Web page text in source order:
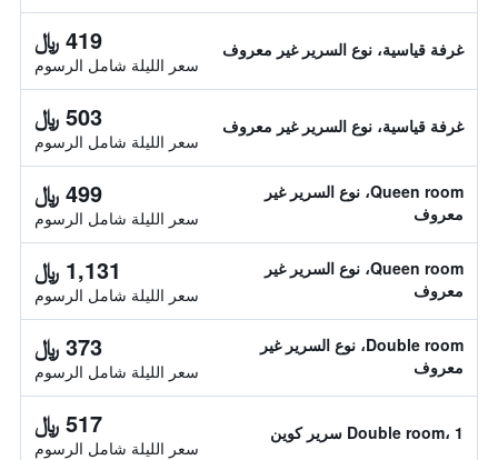
غرفة قياسية، نوع السرير غير معروف 419 ﷼
سعر الليلة شامل الرسوم
غرفة قياسية، نوع السرير غير معروف 503 ﷼
سعر الليلة شامل الرسوم
Queen room، نوع السرير غير
معروف
499 ﷼
سعر الليلة شامل الرسوم
Queen room، نوع السرير غير
معروف
1,131 ﷼
سعر الليلة شامل الرسوم
Double room، نوع السرير غير
معروف
373 ﷼
سعر الليلة شامل الرسوم
Double room، 1 سرير كوين 517 ﷼
سعر الليلة شامل الرسوم